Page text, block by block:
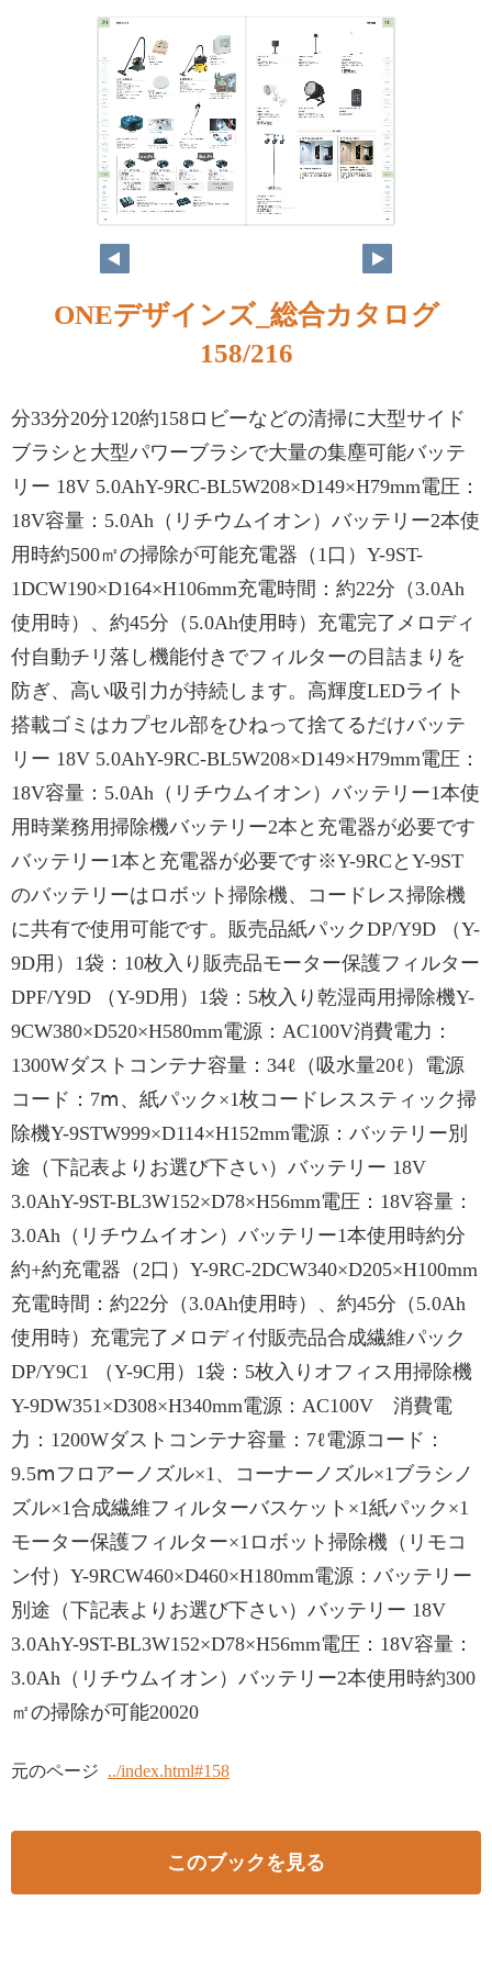
ONEデザインズ_総合カタログ
158/216
分33分20分120約158ロビーなどの清掃に大型サイド
ブラシと大型パワーブラシで大量の集塵可能バッテ
リー 18V 5.0AhY-9RC-BL5W208×D149×H79mm電圧：
18V容量：5.0Ah（リチウムイオン）バッテリー2本使
用時約500㎡の掃除が可能充電器（1口）Y-9ST-
1DCW190×D164×H106mm充電時間：約22分（3.0Ah
使用時）、約45分（5.0Ah使用時）充電完了メロディ
付自動チリ落し機能付きでフィルターの目詰まりを
防ぎ、高い吸引力が持続します。高輝度LEDライト
搭載ゴミはカプセル部をひねって捨てるだけバッテ
リー 18V 5.0AhY-9RC-BL5W208×D149×H79mm電圧：
18V容量：5.0Ah（リチウムイオン）バッテリー1本使
用時業務用掃除機バッテリー2本と充電器が必要です
バッテリー1本と充電器が必要です※Y-9RCとY-9ST
のバッテリーはロボット掃除機、コードレス掃除機
に共有で使用可能です。販売品紙パックDP/Y9D （Y-
9D用）1袋：10枚入り販売品モーター保護フィルター
DPF/Y9D （Y-9D用）1袋：5枚入り乾湿両用掃除機Y-
9CW380×D520×H580mm電源：AC100V消費電力：
1300Wダストコンテナ容量：34ℓ（吸水量20ℓ）電源
コード：7ⅿ、紙パック×1枚コードレススティック掃
除機Y-9STW999×D114×H152mm電源：バッテリー別
途（下記表よりお選び下さい）バッテリー 18V
3.0AhY-9ST-BL3W152×D78×H56mm電圧：18V容量：
3.0Ah（リチウムイオン）バッテリー1本使用時約分
約+約充電器（2口）Y-9RC-2DCW340×D205×H100mm
充電時間：約22分（3.0Ah使用時）、約45分（5.0Ah
使用時）充電完了メロディ付販売品合成繊維パック
DP/Y9C1 （Y-9C用）1袋：5枚入りオフィス用掃除機
Y-9DW351×D308×H340mm電源：AC100V 消費電
力：1200Wダストコンテナ容量：7ℓ電源コード：
9.5ⅿフロアーノズル×1、コーナーノズル×1ブラシノ
ズル×1合成繊維フィルターバスケット×1紙パック×1
モーター保護フィルター×1ロボット掃除機（リモコ
ン付）Y-9RCW460×D460×H180mm電源：バッテリー
別途（下記表よりお選び下さい）バッテリー 18V
3.0AhY-9ST-BL3W152×D78×H56mm電圧：18V容量：
3.0Ah（リチウムイオン）バッテリー2本使用時約300
㎡の掃除が可能20020
元のページ ../index.html#158
このブックを見る